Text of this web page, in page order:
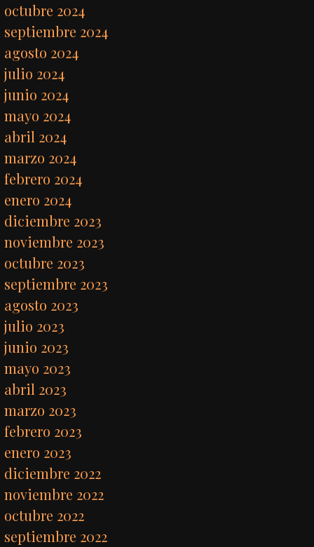
octubre 2024
septiembre 2024
agosto 2024
julio 2024
junio 2024
mayo 2024
abril 2024
marzo 2024
febrero 2024
enero 2024
diciembre 2023
noviembre 2023
octubre 2023
septiembre 2023
agosto 2023
julio 2023
junio 2023
mayo 2023
abril 2023
marzo 2023
febrero 2023
enero 2023
diciembre 2022
noviembre 2022
octubre 2022
septiembre 2022